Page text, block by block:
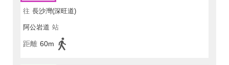
往 長沙灣(深旺道)
阿公岩道 站
距離 60m